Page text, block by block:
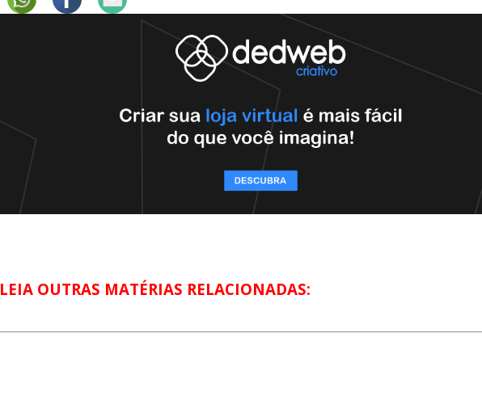
LEIA OUTRAS MATÉRIAS RELACIONADAS: